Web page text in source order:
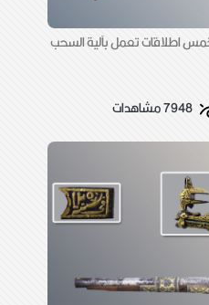
اطلاقات تعمل بآلية السحب
7948 مشاهدات